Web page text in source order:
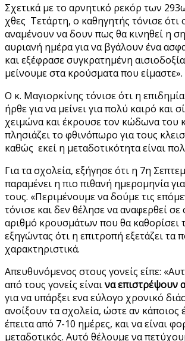
Σχετικά με το αρνητικό ρεκόρ των
χθες Τετάρτη, ο καθηγητής τόνισε ότι
αναμένουν να δουν πως θα κινηθεί η
αυριανή ημέρα για να βγάλουν ένα
και εξέφρασε συγκρατημένη
μείνουμε στα κρούσματα που είμαστε».
Ο κ. Μαγιορκίνης τόνισε ότι η
ήρθε για να μείνει για πολύ καιρό και
χειμώνα και έκρουσε τον κώδωνα του
πλησιάζει το φθινόπωρο για τους
καθώς εκεί η μεταδοτικότητα είναι
Για τα σχολεία, εξήγησε ότι η 7η
παραμένει η πιο πιθανή ημερομηνία
τους. «Περιμένουμε να δούμε τις
τόνισε και δεν θέλησε να αναφερθεί σε
αριθμό κρουσμάτων που θα καθορίσει
εξηγώντας ότι η επιτροπή εξετάζει τα
χαρακτηριστικά.
Απευθυνόμενος στους γονείς είπε:
από τους γονείς είναινα επιστρέψουν
για να υπάρξει ενα εύλογο χρονικό
ανοίξουν τα σχολεία, ώστε αν κάποιος
έπειτα από 7-10 ημέρες, και να είναι
μεταδοτικός. Αυτό θέλουμε να